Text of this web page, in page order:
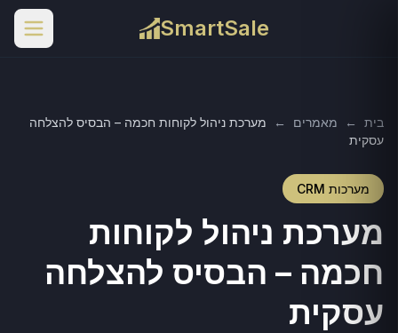
SmartSale
בית ← מאמרים ←
מערכת ניהול לקוחות חכמה – הבסיס להצלחה
עסקית
מערכות CRM
מערכת ניהול לקוחות
חכמה – הבסיס להצלחה
עסקית